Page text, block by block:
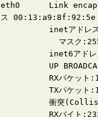
eth0 Link encap:イ
ス
inetアドレス
マスク
inet6アドレス:
UP BROADCAST
RXパケット:1869
TXパケット:1033
衝突
RXバイト